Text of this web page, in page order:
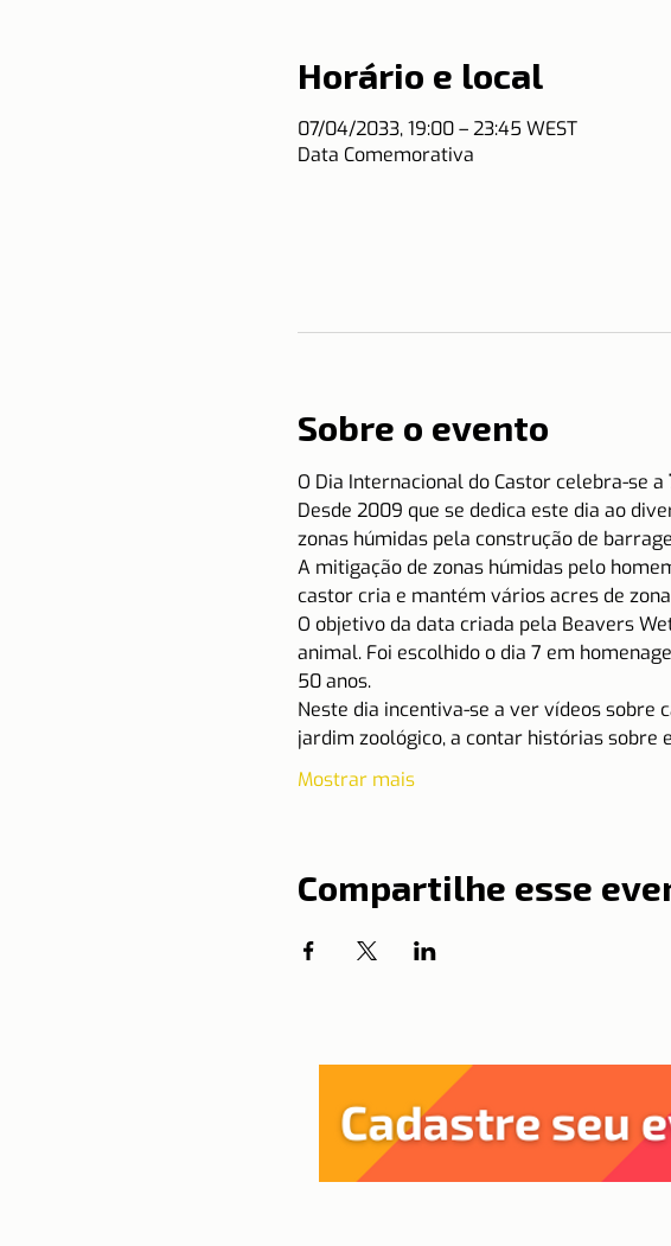
Horário e local
07/04/2033, 19:00 – 23:45 WEST
Data Comemorativa
Sobre o evento
O Dia Internacional do Castor celebra-se a
Desde 2009 que se dedica este dia ao
zonas húmidas pela construção de
A mitigação de zonas húmidas pelo
castor cria e mantém vários acres de
O objetivo da data criada pela Beavers
animal. Foi escolhido o dia 7 em
50 anos.
Neste dia incentiva-se a ver vídeos
jardim zoológico, a contar histórias
Mostrar mais
Compartilhe esse